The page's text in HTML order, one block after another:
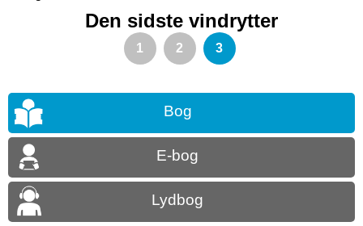
Den sidste vindrytter
1 2 3
Bog
E-bog
Lydbog